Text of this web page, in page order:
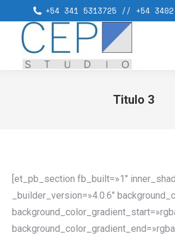
+54 341 5313725 // +54
Titulo 3
[et_pb_section fb_built=»1″
_builder_version=»4.0.6″